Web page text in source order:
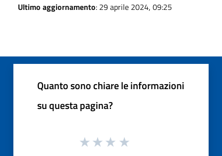
Ultimo aggiornamento: 29 aprile 2024, 09:25
Quanto sono chiare le informazioni
su questa pagina?